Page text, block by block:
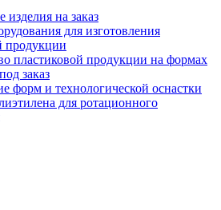
изделия на заказ
для изготовления
продукции
пластиковой продукции на формах
заказ
форм и технологической оснастки
для ротационного